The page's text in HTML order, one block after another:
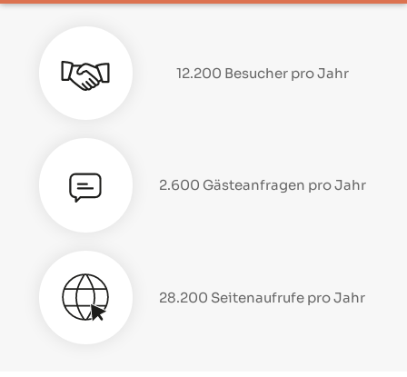
12.200 Besucher pro Jahr
2.600 Gästeanfragen pro Jahr
28.200 Seitenaufrufe pro Jahr